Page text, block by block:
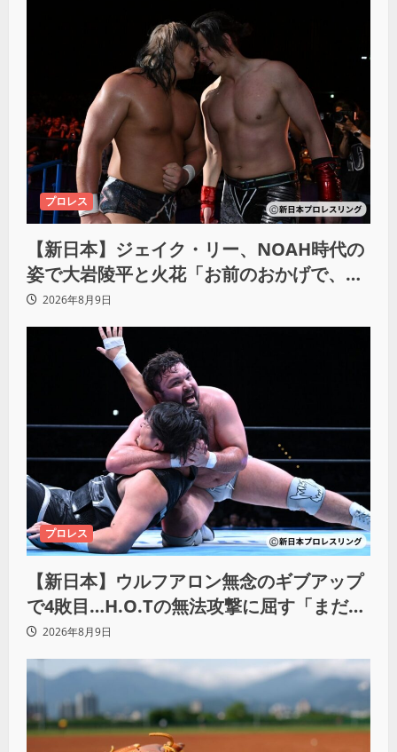
プロレス
【新日本】ジェイク・リー、NOAH時代の
姿で大岩陵平と火花「お前のおかげで、忘
れてたもの思い出したわ」
2026年8月9日
プロレス
【新日本】ウルフアロン無念のギブアップ
で4敗目…H.O.Tの無法攻撃に屈す「まだま
だ俺自身の力はこんなもんだなって」
2026年8月9日